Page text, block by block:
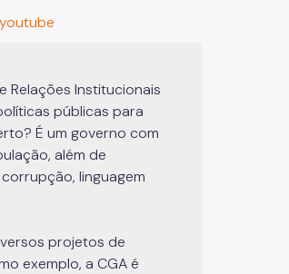
Relações Institucionais
públicas para
É um governo com
além de
linguagem
projetos de
exemplo, a CGA é